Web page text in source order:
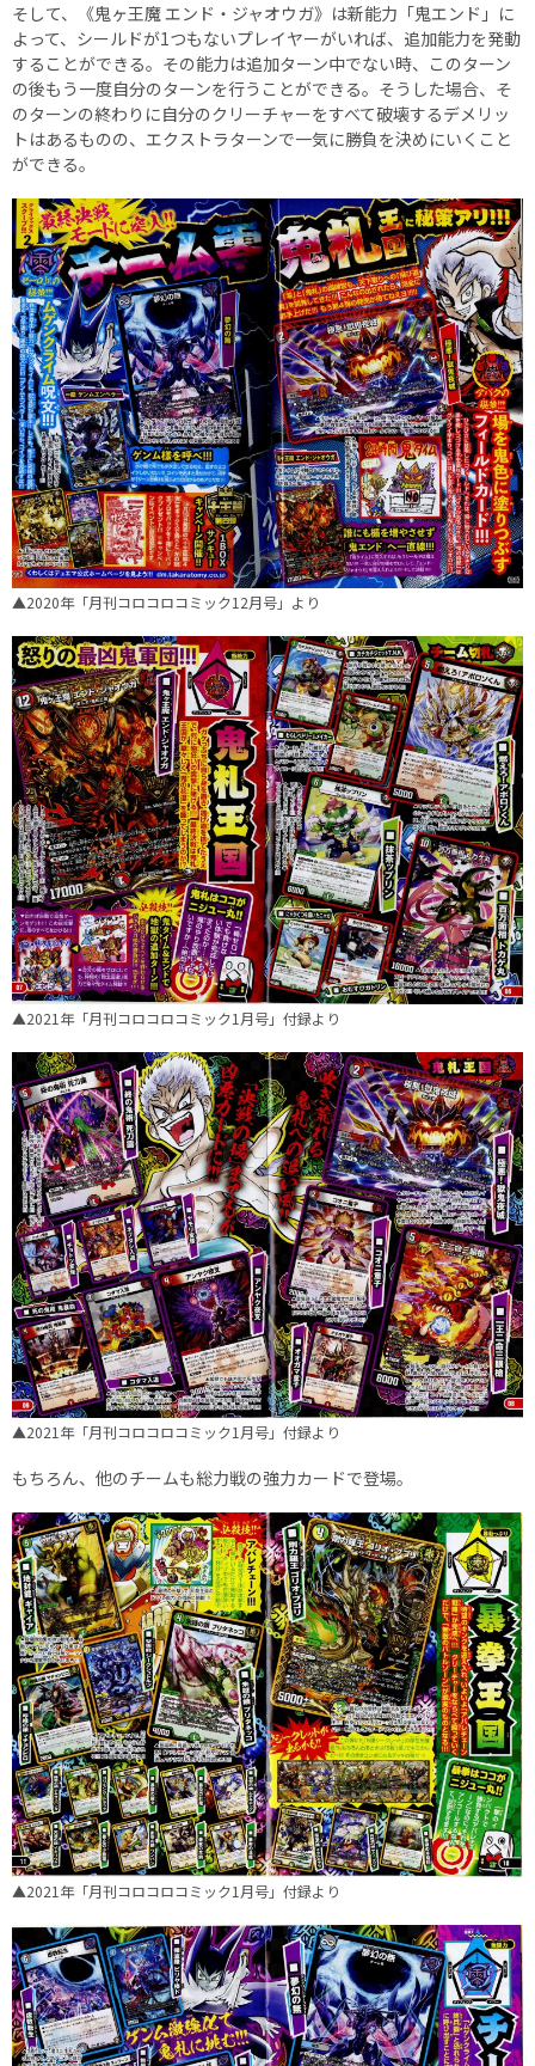
そして、《鬼ヶ王魔 エンド・ジャオウガ》は新能力「鬼エンド」に
よって、シールドが1つもないプレイヤーがいれば、追加能力を発動
することができる。その能力は追加ターン中でない時、このターン
の後もう一度自分のターンを行うことができる。そうした場合、そ
のターンの終わりに自分のクリーチャーをすべて破壊するデメリッ
トはあるものの、エクストラターンで一気に勝負を決めにいくこと
ができる。
▲2020年「月刊コロコロコミック12月号」より
▲2021年「月刊コロコロコミック1月号」付録より
▲2021年「月刊コロコロコミック1月号」付録より
もちろん、他のチームも総力戦の強力カードで登場。
▲2021年「月刊コロコロコミック1月号」付録より